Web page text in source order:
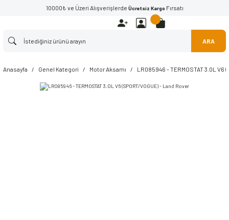
10000₺ ve Üzeri Alışverişlerde Ücretsiz Kargo Fırsatı
ARA
Anasayfa Genel Kategori Motor Aksamı LR085946 - TERMOSTAT 3.0L V6